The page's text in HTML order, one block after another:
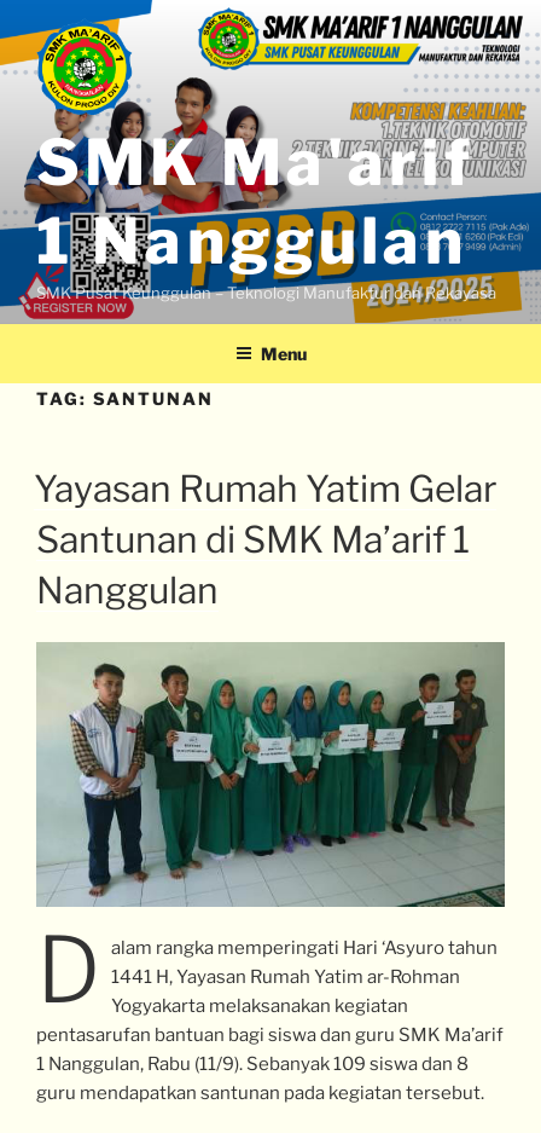
SMK Ma'arif
1 Nanggulan
SMK Pusat Keunggulan – Teknologi Manufaktur dan Rekayasa
Menu
TAG: SANTUNAN
Yayasan Rumah Yatim Gelar
Santunan di SMK Ma’arif 1
Nanggulan
D
alam rangka memperingati Hari ‘Asyuro tahun
1441 H, Yayasan Rumah Yatim ar-Rohman
Yogyakarta melaksanakan kegiatan
pentasarufan bantuan bagi siswa dan guru SMK Ma’arif
1 Nanggulan, Rabu (11/9). Sebanyak 109 siswa dan 8
guru mendapatkan santunan pada kegiatan tersebut.